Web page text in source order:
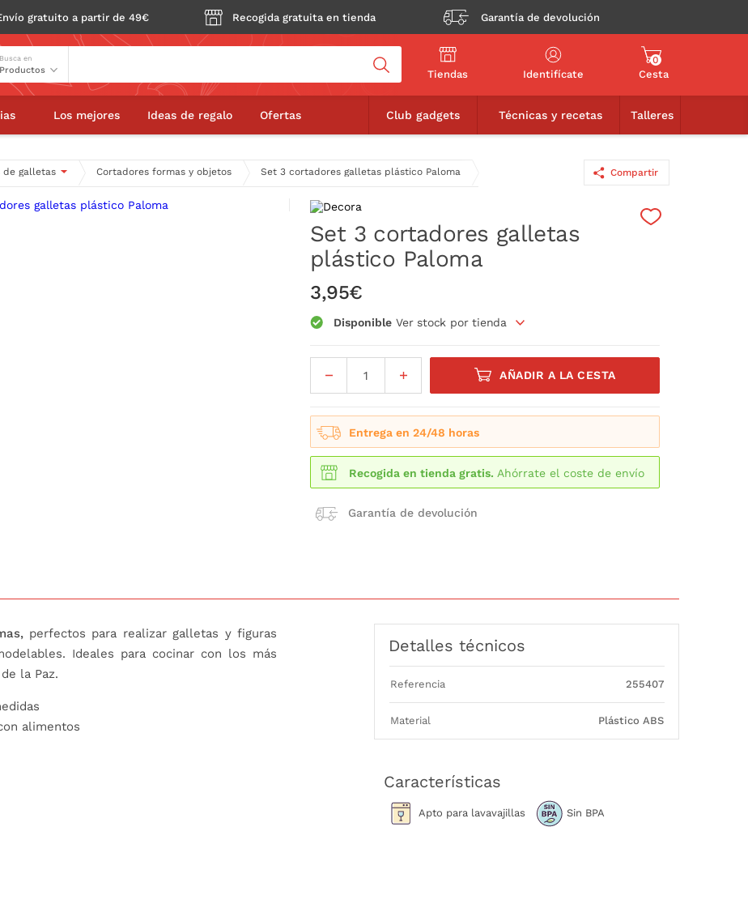
gratuito a partir de 49€ Recogida gratuita en tienda Garantía de devolución
Busca en
Tiendas Identifícate
0
Cesta
Los mejores Ideas de regalo Ofertas Club gadgets Técnicas y recetas Talleres
de galletas Cortadores formas y objetos Set 3 cortadores galletas plástico Paloma
Set 3 cortadores galletas plástico Paloma
Set 3 cortadores galletas
plástico Paloma
3,95€
Disponible Ver stock por tienda
AÑADIR A LA CESTA
Entrega en 24/48 horas
Recogida en tienda gratis. Ahórrate el coste de envío
Garantía de devolución
Compartir
perfectos para realizar galletas y figuras
Ideales para cocinar con los más
la Paz.
alimentos
Detalles técnicos
Referencia 255407
Material Plástico ABS
Características
Apto para lavavajillas Sin BPA